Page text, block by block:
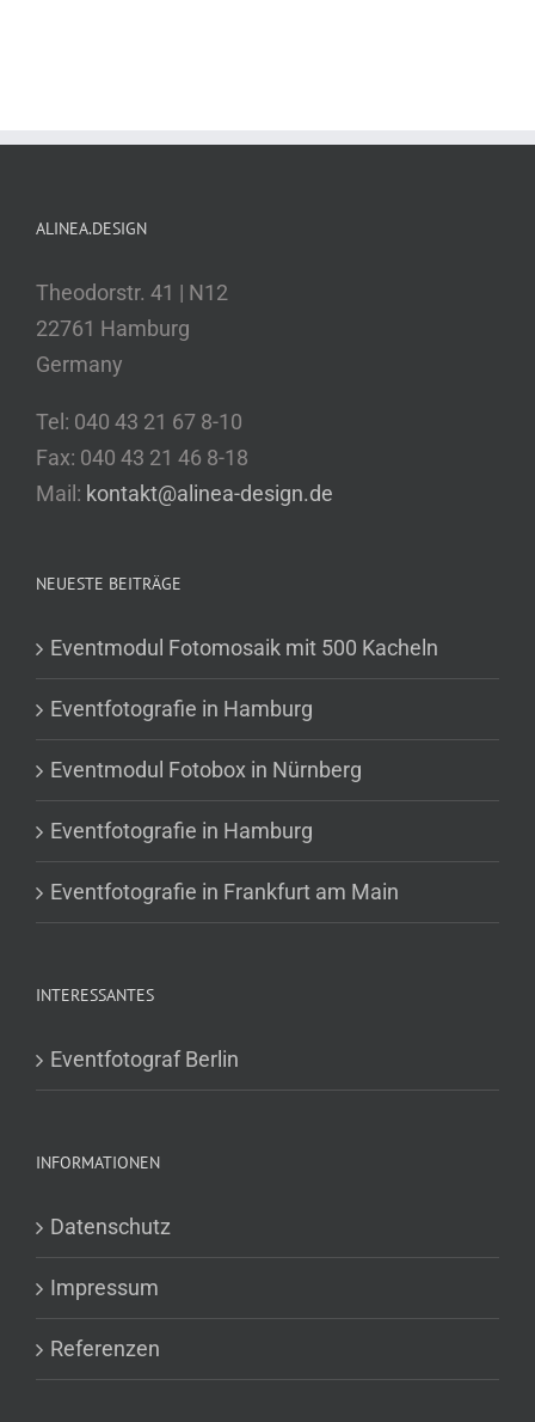
ALINEA.DESIGN
Theodorstr. 41 | N12
22761 Hamburg
Germany
Tel: 040 43 21 67 8-10
Fax: 040 43 21 46 8-18
Mail: kontakt@alinea-design.de
NEUESTE BEITRÄGE
Eventmodul Fotomosaik mit 500 Kacheln
Eventfotografie in Hamburg
Eventmodul Fotobox in Nürnberg
Eventfotografie in Hamburg
Eventfotografie in Frankfurt am Main
INTERESSANTES
Eventfotograf Berlin
INFORMATIONEN
Datenschutz
Impressum
Referenzen